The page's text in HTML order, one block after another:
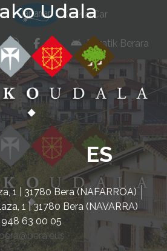
Udala
ES
1 | 31780 Bera (NAFARROA)
1 | 31780 Bera (NAVARRA)
948 63 00 05
bera@bera.eus
KarKarCar
whatsapp
facebook
instagram
Beratik Berara